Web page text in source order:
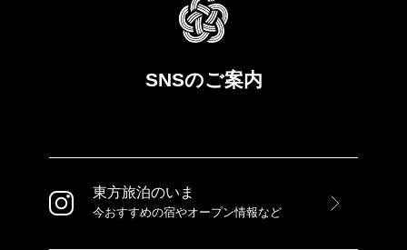
SNSのご案内
東方旅泊のいま
今おすすめの宿やオープン情報など